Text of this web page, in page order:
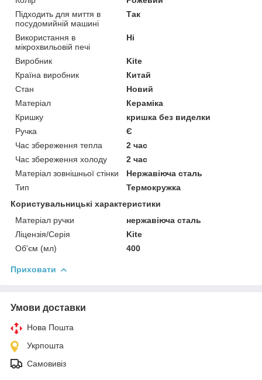
Підходить для миття в
посудомийній машині
Так
Використання в
мікрохвильовій печі
Ні
Виробник
Kite
Країна виробник
Китай
Стан
Новий
Матеріал
Кераміка
Кришку
кришка без виделки
Ручка
Є
Час збереження тепла
2 час
Час збереження холоду
2 час
Матеріал зовнішньої стінки
Нержавіюча сталь
Тип
Термокружка
Користувальницькі характеристики
Матеріал ручки
нержавіюча сталь
Ліцензія/Серія
Kite
Об'єм (мл)
400
Приховати
Умови доставки
Нова Пошта
Укрпошта
Самовивіз